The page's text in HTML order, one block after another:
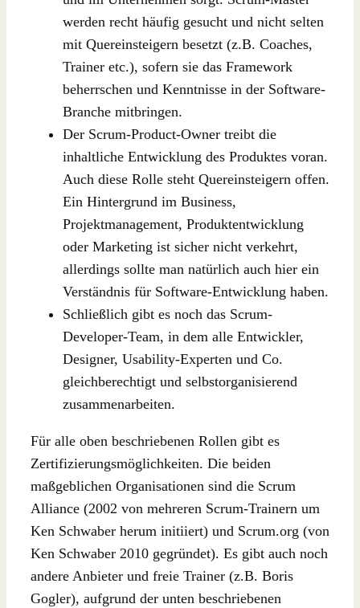
werden recht häufig gesucht und nicht selten
mit Quereinsteigern besetzt (z.B. Coaches,
Trainer etc.), sofern sie das Framework
beherrschen und Kenntnisse in der Software-
Branche mitbringen.
Der Scrum-Product-Owner treibt die
inhaltliche Entwicklung des Produktes voran.
Auch diese Rolle steht Quereinsteigern offen.
Ein Hintergrund im Business,
Projektmanagement, Produktentwicklung
oder Marketing ist sicher nicht verkehrt,
allerdings sollte man natürlich auch hier ein
Verständnis für Software-Entwicklung haben.
Schließlich gibt es noch das Scrum-
Developer-Team, in dem alle Entwickler,
Designer, Usability-Experten und Co.
gleichberechtigt und selbstorganisierend
zusammenarbeiten.
Für alle oben beschriebenen Rollen gibt es
Zertifizierungsmöglichkeiten. Die beiden
maßgeblichen Organisationen sind die Scrum
Alliance (2002 von mehreren Scrum-Trainern um
Ken Schwaber herum initiiert) und Scrum.org (von
Ken Schwaber 2010 gegründet). Es gibt auch noch
andere Anbieter und freie Trainer (z.B. Boris
Gogler), aufgrund der unten beschriebenen